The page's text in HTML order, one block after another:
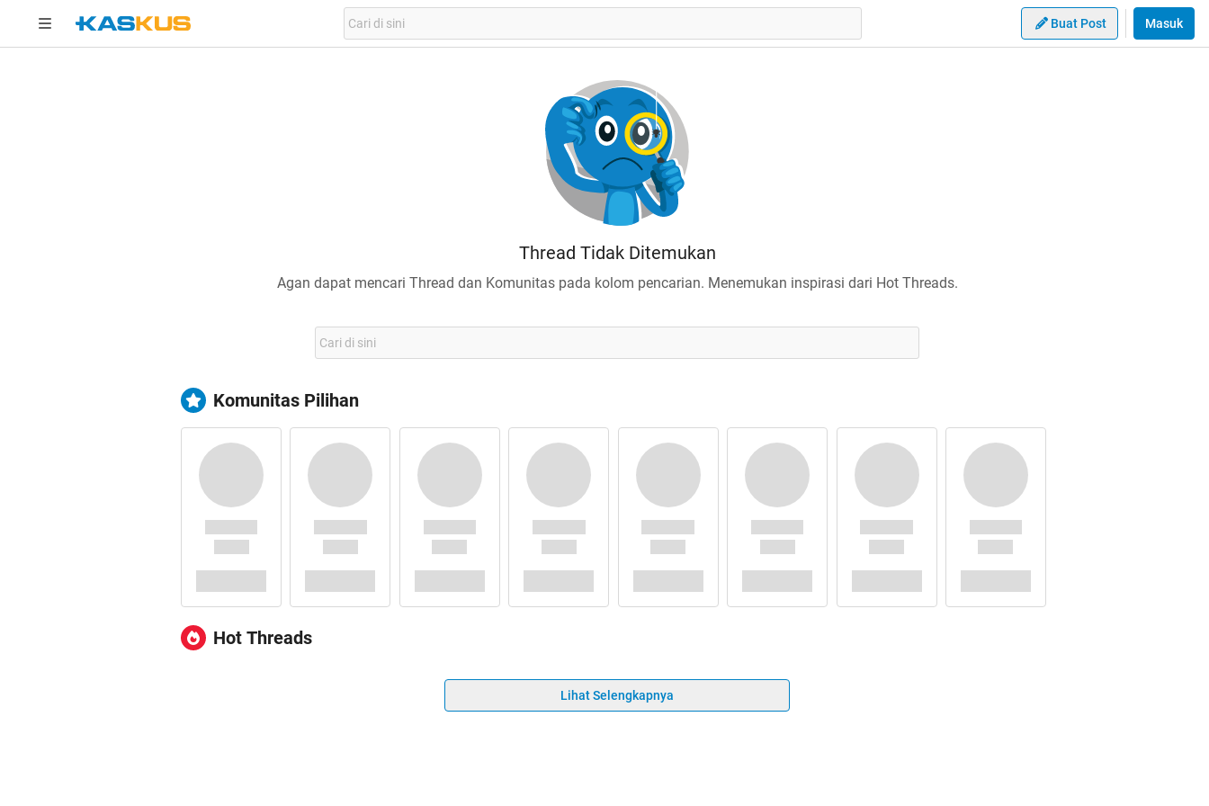
Buat Post Masuk
Thread Tidak Ditemukan
Agan dapat mencari Thread dan Komunitas pada kolom pencarian. Menemukan inspirasi dari Hot Threads.
Komunitas Pilihan
Hot Threads
Lihat Selengkapnya